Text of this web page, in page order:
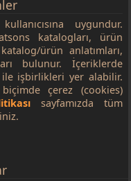
uygundur.
katalogları, ürün
ürün anlatımları,
bulunur. İçeriklerde
işbirlikleri yer alabilir.
çerez (cookies)
sayfamızda tüm